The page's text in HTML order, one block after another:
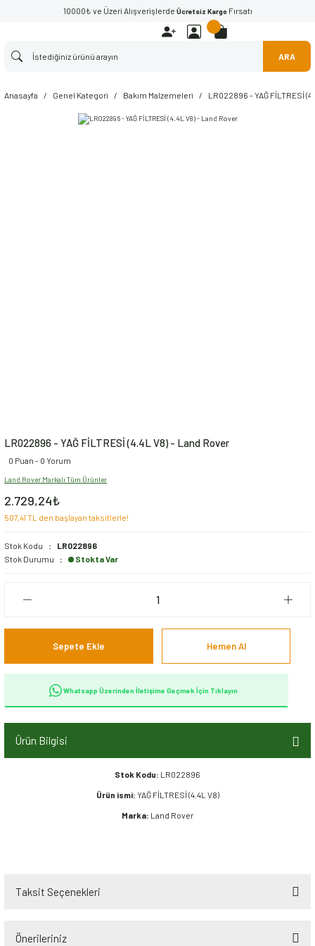
10000₺ ve Üzeri Alışverişlerde Ücretsiz Kargo Fırsatı
ARA
Anasayfa Genel Kategori Bakım Malzemeleri LR022896 - YAĞ FİLTRESİ
LR022896 - YAĞ FİLTRESİ (4.4L V8) - Land Rover
0 Puan - 0 Yorum
Land Rover Markalı Tüm Ürünler
2.729,24₺
507,41 TL den başlayan taksitlerle!
Stok Kodu
LR022896
Stok Durumu
Stokta Var
Sepete Ekle Hemen Al
Whatsapp Üzerinden İletişime Geçmek İçin Tıklayın
Ürün Bilgisi
Stok Kodu: LR022896
Ürün ismi: YAĞ FİLTRESİ (4.4L V8)
Marka: Land Rover
Taksit Seçenekleri
Önerileriniz